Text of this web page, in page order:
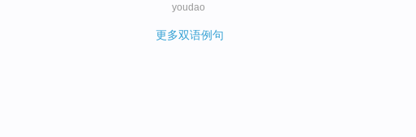
youdao
更多双语例句